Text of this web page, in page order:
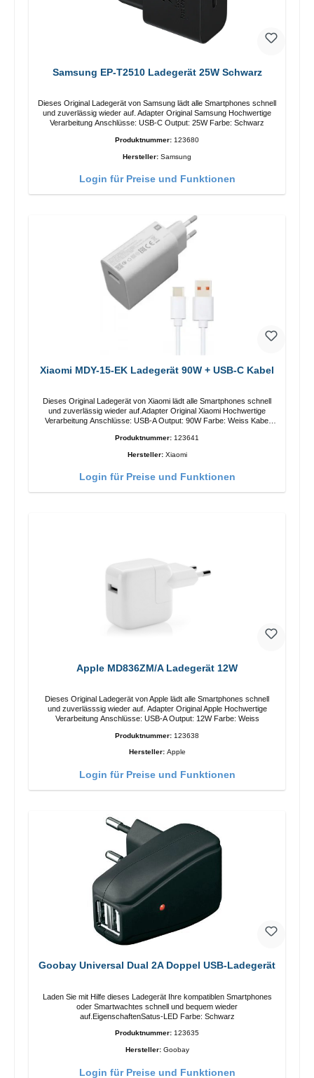
Samsung EP-T2510 Ladegerät 25W Schwarz
Dieses Original Ladegerät von Samsung lädt alle Smartphones schnell
und zuverlässig wieder auf. Adapter Original Samsung Hochwertige
Verarbeitung Anschlüsse: USB-C Output: 25W Farbe: Schwarz
Produktnummer: 123680
Hersteller: Samsung
Login für Preise und Funktionen
Xiaomi MDY-15-EK Ladegerät 90W + USB-C Kabel
Dieses Original Ladegerät von Xiaomi lädt alle Smartphones schnell
und zuverlässig wieder auf.Adapter Original Xiaomi Hochwertige
Verarbeitung Anschlüsse: USB-A Output: 90W Farbe: Weiss Kabel
Produktnummer: 123641
Hersteller: Xiaomi
Login für Preise und Funktionen
Apple MD836ZM/A Ladegerät 12W
Dieses Original Ladegerät von Apple lädt alle Smartphones schnell
und zuverlässsig wieder auf. Adapter Original Apple Hochwertige
Verarbeitung Anschlüsse: USB-A Output: 12W Farbe: Weiss
Produktnummer: 123638
Hersteller: Apple
Login für Preise und Funktionen
Goobay Universal Dual 2A Doppel USB-Ladegerät
Laden Sie mit Hilfe dieses Ladegerät Ihre kompatiblen Smartphones
oder Smartwachtes schnell und bequem wieder
auf.EigenschaftenSatus-LED Farbe: Schwarz
Produktnummer: 123635
Hersteller: Goobay
Login für Preise und Funktionen